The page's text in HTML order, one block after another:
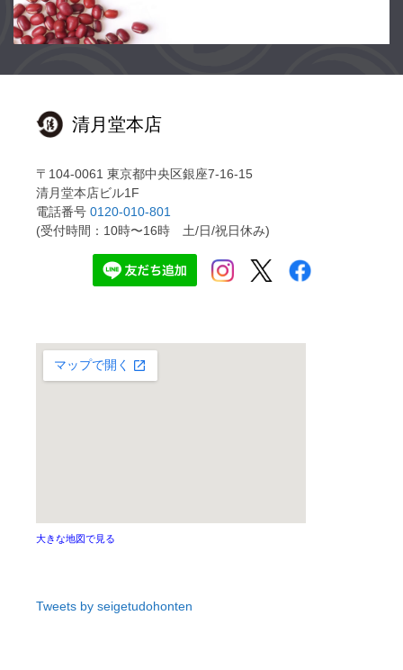
清月堂本店
〒104-0061 東京都中央区銀座7-16-15
清月堂本店ビル1F
電話番号 0120-010-801
(受付時間：10時〜16時 土/日/祝日休み)
大きな地図で見る
Tweets by seigetudohonten